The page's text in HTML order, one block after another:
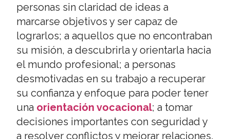
personas sin claridad de ideas a
marcarse objetivos y ser capaz de
lograrlos; a aquellos que no encontraban
su misión, a descubrirla y orientarla hacia
el mundo profesional; a personas
desmotivadas en su trabajo a recuperar
su confianza y enfoque para poder tener
una orientación vocacional; a tomar
decisiones importantes con seguridad y
a resolver conflictos y mejorar relaciones.